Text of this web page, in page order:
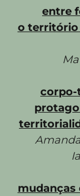
entre
o território